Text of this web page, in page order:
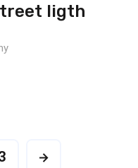
ligth